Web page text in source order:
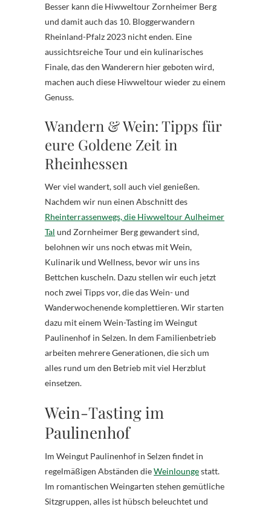
Besser kann die Hiwweltour Zornheimer Berg
und damit auch das 10. Bloggerwandern
Rheinland-Pfalz 2023 nicht enden. Eine
aussichtsreiche Tour und ein kulinarisches
Finale, das den Wanderern hier geboten wird,
machen auch diese Hiwweltour wieder zu einem
Genuss.
Wandern & Wein: Tipps für
eure Goldene Zeit in
Rheinhessen
Wer viel wandert, soll auch viel genießen.
Nachdem wir nun einen Abschnitt des
Rheinterrassenwegs, die Hiwweltour Aulheimer
Tal und Zornheimer Berg gewandert sind,
belohnen wir uns noch etwas mit Wein,
Kulinarik und Wellness, bevor wir uns ins
Bettchen kuscheln. Dazu stellen wir euch jetzt
noch zwei Tipps vor, die das Wein- und
Wanderwochenende komplettieren. Wir starten
dazu mit einem Wein-Tasting im Weingut
Paulinenhof in Selzen. In dem Familienbetrieb
arbeiten mehrere Generationen, die sich um
alles rund um den Betrieb mit viel Herzblut
einsetzen.
Wein-Tasting im
Paulinenhof
Im Weingut Paulinenhof in Selzen findet in
regelmäßigen Abständen dieWeinloungestatt.
Im romantischen Weingarten stehen gemütliche
Sitzgruppen, alles ist hübsch beleuchtet und